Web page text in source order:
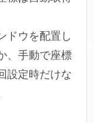
ドウを配置し
、手動で座標
設定時だけな